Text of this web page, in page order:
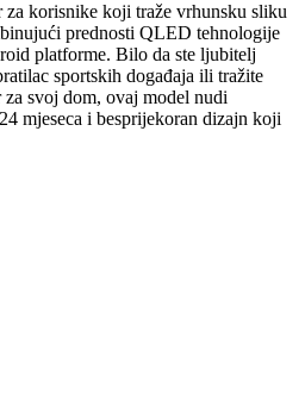
korisnike koji traže vrhunsku sliku
prednosti QLED tehnologije
platforme. Bilo da ste ljubitelj
sportskih događaja ili tražite
svoj dom, ovaj model nudi
mjeseca i besprijekoran dizajn koji